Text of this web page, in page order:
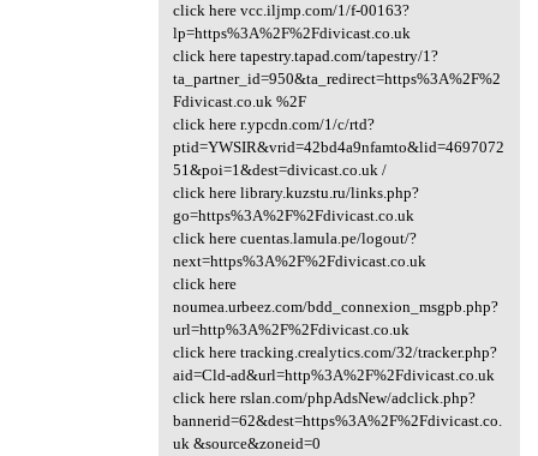
click here vcc.iljmp.com/1/f-00163?
lp=https%3A%2F%2Fdivicast.co.uk
click here tapestry.tapad.com/tapestry/1?
ta_partner_id=950&ta_redirect=https%3A%2F%2
Fdivicast.co.uk %2F
click here r.ypcdn.com/1/c/rtd?
ptid=YWSIR&vrid=42bd4a9nfamto&lid=4697072
51&poi=1&dest=divicast.co.uk /
click here library.kuzstu.ru/links.php?
go=https%3A%2F%2Fdivicast.co.uk
click here cuentas.lamula.pe/logout/?
next=https%3A%2F%2Fdivicast.co.uk
click here
noumea.urbeez.com/bdd_connexion_msgpb.php?
url=http%3A%2F%2Fdivicast.co.uk
click here tracking.crealytics.com/32/tracker.php?
aid=Cld-ad&url=http%3A%2F%2Fdivicast.co.uk
click here rslan.com/phpAdsNew/adclick.php?
bannerid=62&dest=https%3A%2F%2Fdivicast.co.
uk &source&zoneid=0